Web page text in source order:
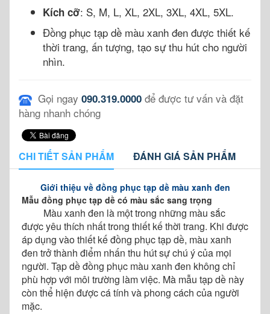
Kích cỡ: S, M, L, XL, 2XL, 3XL, 4XL, 5XL.
Đồng phục tạp dề màu xanh đen được thiết kế
thời trang, ấn tượng, tạo sự thu hút cho người
nhìn.
Gọi ngay 090.319.0000 để được tư vấn và đặt
hàng nhanh chóng
CHI TIẾT SẢN PHẨM ĐÁNH GIÁ SẢN PHẨM
Giới thiệu về đồng phục tạp dề màu xanh đen
Mẫu đồng phục tạp dề có màu sắc sang trọng
Màu xanh đen là một trong những màu sắc
được yêu thích nhất trong thiết kế thời trang. Khi được
áp dụng vào thiết kế đồng phục tạp dề, màu xanh
đen trở thành điểm nhấn thu hút sự chú ý của mọi
người. Tạp dề đồng phục màu xanh đen không chỉ
phù hợp với môi trường làm việc. Mà mẫu tạp dề này
còn thể hiện được cá tính và phong cách của người
mặc.